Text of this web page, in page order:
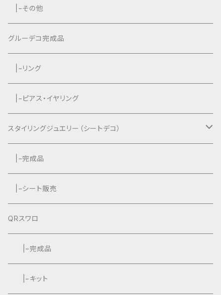
|−タッセルなし
|−タッセル付き
|−タッセルなし
|−その他
グルーデコ完成品
|−リング
|−ピアス・イヤリング
スタイリングジュエリー（シートデコ）
数秘＆カラー®︎コラボ作品
|−完成品
|−シート販売
QRスワロ
|−完成品
|−キット